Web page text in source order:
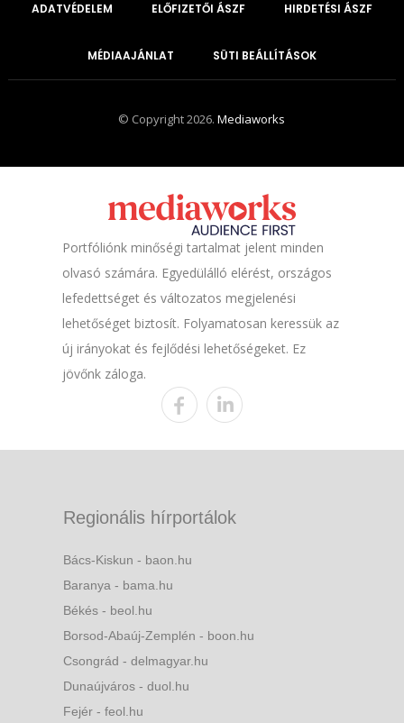
ADATVÉDELEM ELŐFIZETŐI ÁSZF HIRDETÉSI ÁSZF
MÉDIAAJÁNLAT SÜTI BEÁLLÍTÁSOK
© Copyright 2026.Mediaworks
Portfóliónk minőségi tartalmat jelent minden
olvasó számára. Egyedülálló elérést, országos
lefedettséget és változatos megjelenési
lehetőséget biztosít. Folyamatosan keressük az
új irányokat és fejlődési lehetőségeket. Ez
jövőnk záloga.
Regionális hírportálok
Bács-Kiskun - baon.hu
Baranya - bama.hu
Békés - beol.hu
Borsod-Abaúj-Zemplén - boon.hu
Csongrád - delmagyar.hu
Dunaújváros - duol.hu
Fejér - feol.hu